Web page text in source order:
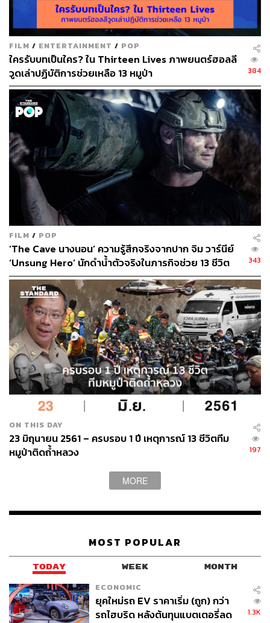
FILM / ENTERTAINMENT / POP
ใครรับบทเป็นใคร? ใน Thirteen Lives ภาพยนตร์ฮอลลี
วูดเล่าปฏิบัติการช่วยเหลือ 13 หมูป่า
384
FILM / POP
‘The Cave นางนอน’ ความรู้สึกจริงจากปาก จิม วาร์นีย์
‘Unsung Hero’ นักดำน้ำตัวจริงในภารกิจช่วย 13 ชีวิต
หมูป่า
343
ON THIS DAY
23 มิถุนายน 2561 – ครบรอบ 1 ปี เหตุการณ์ 13 ชีวิตทีม
หมูป่าติดถ้ำหลวง
197
MORE
MOST POPULAR
TODAY WEEK MONTH
ECONOMIC
ยุคใหม่รถ EV ราคาเริ่ม (ถูก) กว่า
รถไฮบริด หลังต้นทุนแบตเตอรี่ลด
1.3K